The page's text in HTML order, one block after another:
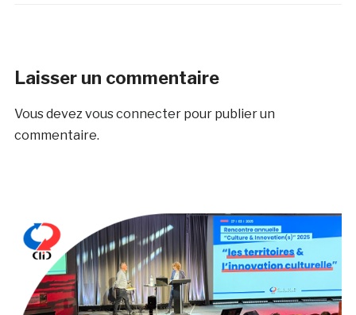
Laisser un commentaire
Vous devezvous connecterpour publier un
commentaire.